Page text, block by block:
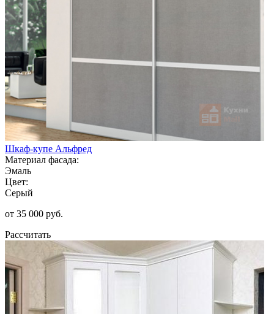
Шкаф-купе Альфред
Материал фасада:
Эмаль
Цвет:
Серый
от 35 000 руб.
Рассчитать